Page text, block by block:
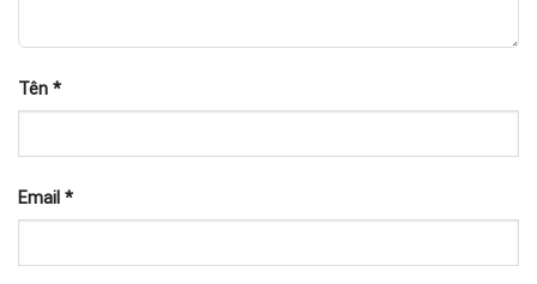
Tên *
Email *